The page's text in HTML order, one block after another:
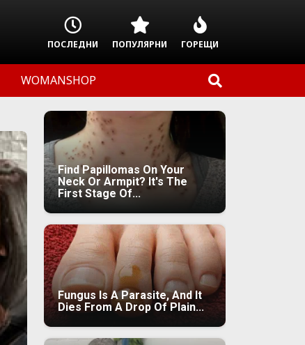
ПОСЛЕДНИ ПОПУЛЯРНИ ГОРЕЩИ
WOMANSHOP
Find Papillomas On Your
Neck Or Armpit? It's The
First Stage Of...
Fungus Is A Parasite, And It
Dies From A Drop Of Plain...